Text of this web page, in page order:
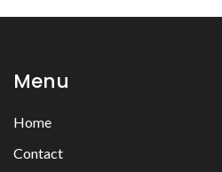
Menu
Home
Contact